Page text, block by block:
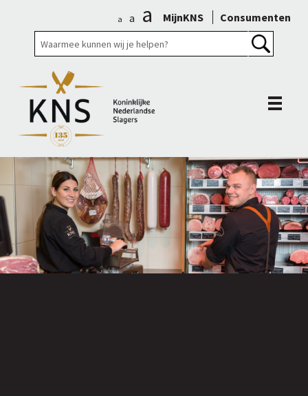
a a a MijnKNS Consumenten